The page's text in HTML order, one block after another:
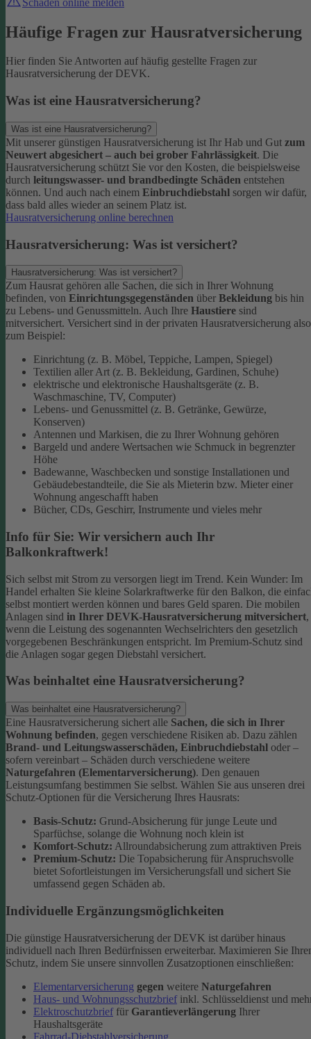
Häufige Fragen zur Hausratversicherung
Hier finden Sie Antworten auf häufig gestellte Fragen zur
Hausratversicherung der DEVK.
Was ist eine Hausratversicherung?
Was ist eine Hausratversicherung?
Mit unserer günstigen Hausratversicherung ist Ihr Hab und Gut zum
Neuwert abgesichert – auch bei grober Fahrlässigkeit. Die
Hausratversicherung schützt Sie vor den Kosten, die beispielsweise
durch leitungswasser- und brandbedingte Schäden entstehen
können. Und auch nach einem Einbruchdiebstahl sorgen wir dafür,
dass bald alles wieder an seinem Platz ist.
Hausratversicherung online berechnen
Hausratversicherung: Was ist versichert?
Hausratversicherung: Was ist versichert?
Zum Hausrat gehören alle Sachen, die sich in Ihrer Wohnung
befinden, von Einrichtungsgegenständen über Bekleidung bis hin
zu Lebens- und Genussmitteln. Auch Ihre Haustiere sind
mitversichert. Versichert sind in der privaten Hausratversicherung also
zum Beispiel:
Einrichtung (z. B. Möbel, Teppiche, Lampen, Spiegel)
Textilien aller Art (z. B. Bekleidung, Gardinen, Schuhe)
elektrische und elektronische Haushaltsgeräte (z. B.
Waschmaschine, TV, Computer)
Lebens- und Genussmittel (z. B. Getränke, Gewürze,
Konserven)
Antennen und Markisen, die zu Ihrer Wohnung gehören
Bargeld und andere Wertsachen wie Schmuck in begrenzter
Höhe
Badewanne, Waschbecken und sonstige Installationen und
Gebäudebestandteile, die Sie als Mieterin bzw. Mieter einer
Wohnung angeschafft haben
Bücher, CDs, Geschirr, Instrumente und vieles mehr
Info für Sie: Wir versichern auch Ihr
Balkonkraftwerk!
Sich selbst mit Strom zu versorgen liegt im Trend. Kein Wunder: Im
Handel erhalten Sie kleine Solarkraftwerke für den Balkon, die
selbst montiert werden können und bares Geld sparen. Die mobilen
Anlagen sind in Ihrer DEVK-Hausratversicherung mitversichert,
wenn die Leistung des sogenannten Wechselrichters den gesetzlich
vorgegebenen Beschränkungen entspricht. Im Premium-Schutz sind
die Anlagen sogar gegen Diebstahl versichert.
Was beinhaltet eine Hausratversicherung?
Was beinhaltet eine Hausratversicherung?
Eine Hausratversicherung sichert alle Sachen, die sich in Ihrer
Wohnung befinden, gegen verschiedene Risiken ab. Dazu zählen
Brand- und Leitungswasserschäden, Einbruchdiebstahl oder –
sofern vereinbart – Schäden durch verschiedene weitere
Naturgefahren (Elementarversicherung). Den genauen
Leistungsumfang bestimmen Sie selbst. Wählen Sie aus unseren drei
Schutz-Optionen für die Versicherung Ihres Hausrats:
Basis-Schutz: Grund-Absicherung für junge Leute und
Sparfüchse, solange die Wohnung noch klein ist
Komfort-Schutz: Allroundabsicherung zum attraktiven Preis
Premium-Schutz: Die Topabsicherung für Anspruchsvolle
bietet Sofortleistungen im Versicherungsfall und sichert Sie
umfassend gegen Schäden ab.
Individuelle Ergänzungsmöglichkeiten
Die günstige Hausratversicherung der DEVK ist darüber hinaus
individuell nach Ihren Bedürfnissen erweiterbar. Maximieren Sie
Schutz, indem Sie unsere sinnvollen Zusatzoptionen einschließen:
Elementarversicherung gegen weitere Naturgefahren
Haus- und Wohnungsschutzbrief inkl. Schlüsseldienst und
Elektroschutzbrief für Garantieverlängerung Ihrer
Haushaltsgeräte
Fahrrad-Diebstahlversicherung